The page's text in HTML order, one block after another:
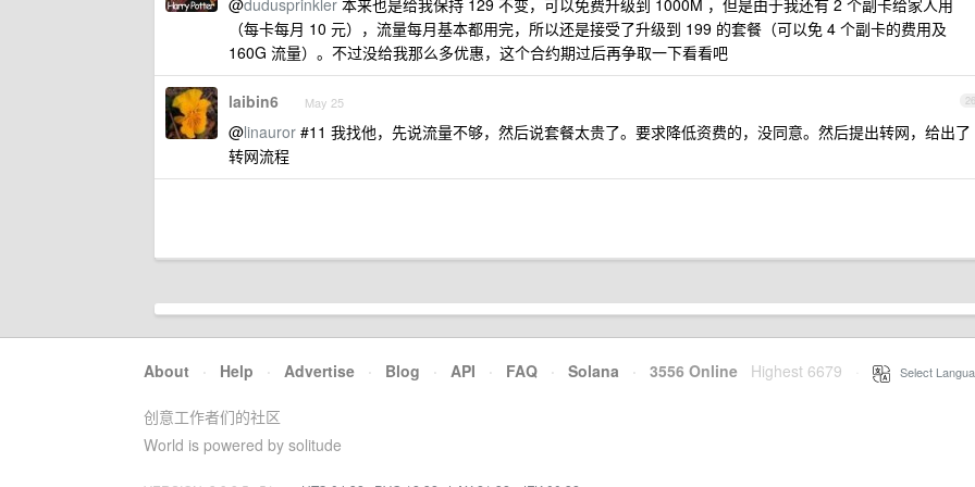
@dudusprinkler 本来也是给我保持 129 不变，可以免费升级到 1000M ，但是由于我还有 2 个副卡给家人用
（每卡每月 10 元），流量每月基本都用完，所以还是接受了升级到 199 的套餐（可以免 4 个副卡的费用及
160G 流量）。不过没给我那么多优惠，这个合约期过后再争取一下看看吧
26
laibin6 May 25
@linauror #11 我找他，先说流量不够，然后说套餐太贵了。要求降低资费的，没同意。然后提出转网，给出了
转网流程
About · Help · Advertise · Blog · API · FAQ · Solana · 3556 Online Highest 6679 Select
创意工作者们的社区
World is powered by solitude